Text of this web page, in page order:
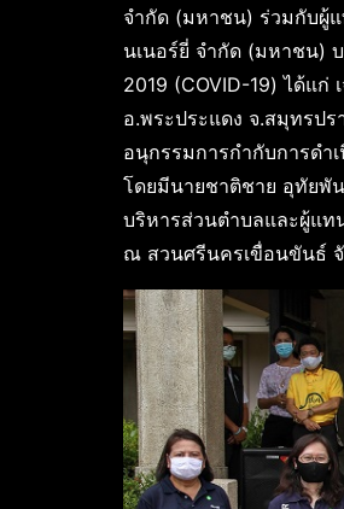
จำกัด (มหาชน) ร่วมกับผู้
นเนอร์ยี่ จำกัด (มหาชน)
2019 (COVID-19) ได้แก่
อ.พระประแดง จ.สมุทรป
อนุกรรมการกำกับการดำ
โดยมีนายชาติชาย อุทัยพั
บริหารส่วนตำบลและผู้แท
ณ สวนศรีนครเขื่อนขันธ์